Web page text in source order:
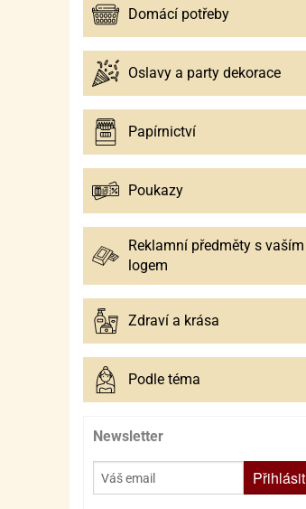
Domácí potřeby
Oslavy a party dekorace
Papírnictví
Poukazy
Reklamní předměty s vaším
logem
Zdraví a krása
Podle téma
Newsletter
Přihlásit